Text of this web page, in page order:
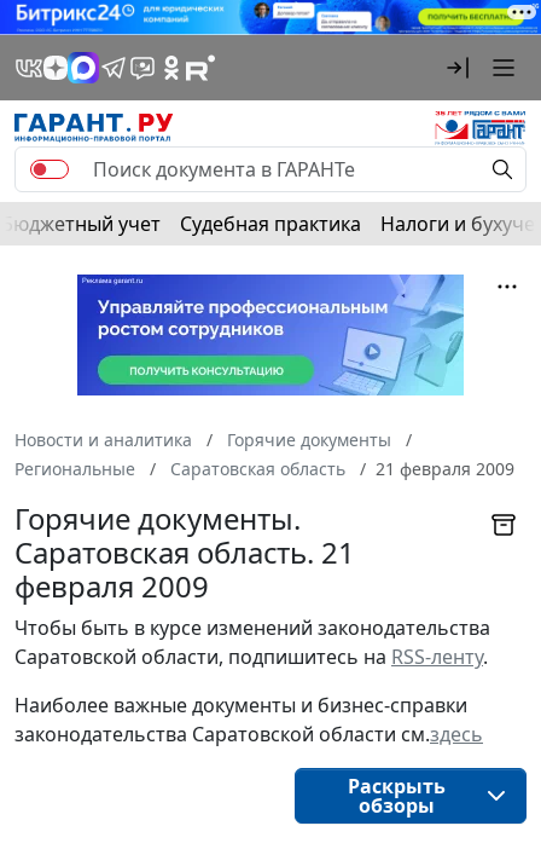
Бюджетный учет Судебная практика Налоги и
Новости и аналитика
Горячие документы
Региональные
Саратовская область 21 февраля 2009
Горячие документы.
Саратовская область. 21
февраля 2009
Чтобы быть в курсе изменений законодательства
Саратовской области, подпишитесь на RSS-ленту.
Наиболее важные документы и бизнес-справки
законодательства Саратовской области см.здесь
Раскрыть
обзоры